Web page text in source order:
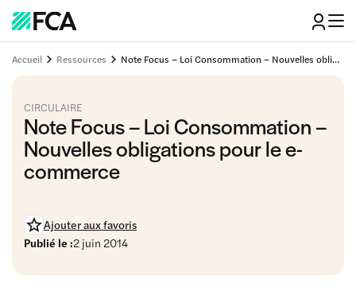
Accueil Ressources Note Focus – Loi Consommation – Nouvelles obligations pour le e-commerce
CIRCULAIRE
Note Focus – Loi Consommation –
Nouvelles obligations pour le e-
commerce
Ajouter aux favoris
Publié le :2 juin 2014